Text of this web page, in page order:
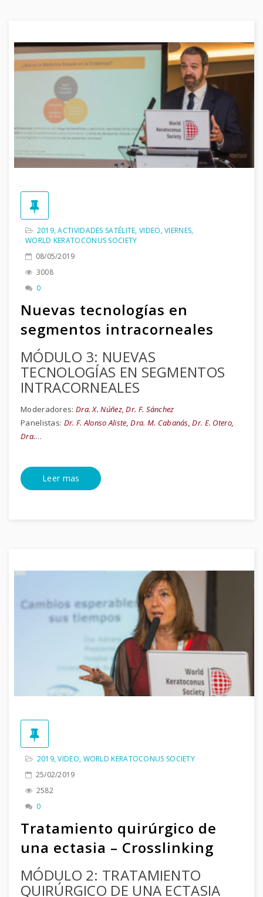
2019,ACTIVIDADES SATÉLITE,VIDEO,VIERNES,
WORLD KERATOCONUS SOCIETY
08/05/2019
3008
0
Nuevas tecnologías en
segmentos intracorneales
MÓDULO 3: NUEVAS
TECNOLOGÍAS EN SEGMENTOS
INTRACORNEALES
Moderadores: Dra. X. Núñez, Dr. F. Sánchez
Panelistas: Dr. F. Alonso Aliste, Dra. M. Cabanás, Dr. E. Otero,
Dra.…
Leer mas
2019,VIDEO, WORLD KERATOCONUS SOCIETY
25/02/2019
2582
0
Tratamiento quirúrgico de
una ectasia – Crosslinking
MÓDULO 2: TRATAMIENTO
QUIRÚRGICO DE UNA ECTASIA